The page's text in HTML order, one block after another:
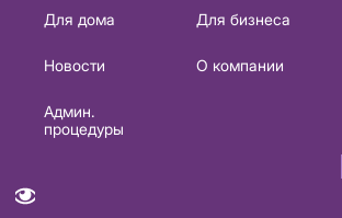
Основная
навигация
Для дома Для бизнеса
Новости
О компании
Админ.
процедуры